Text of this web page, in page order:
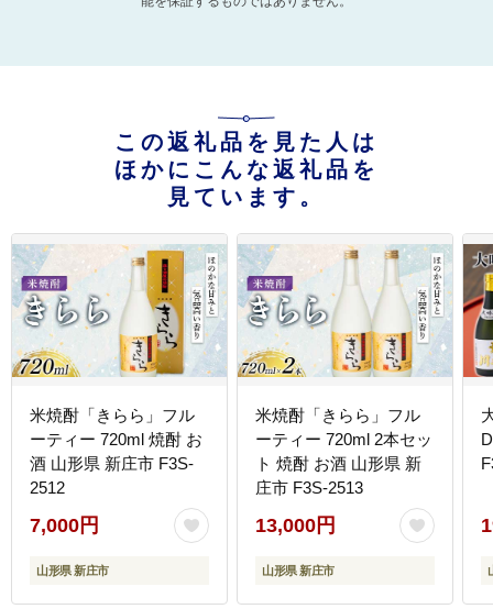
この返礼品を見た人は
ほかにこんな返礼品を
見ています。
米焼酎「きらら」フル
ーティー 720ml 焼酎 お
酒 山形県 新庄市 F3S-
2512
7,000円
山形県 新庄市
米焼酎「きらら」フル
ーティー 720ml 2本セッ
ト 焼酎 お酒 山形県 新
庄市 F3S-2513
13,000円
山形県 新庄市